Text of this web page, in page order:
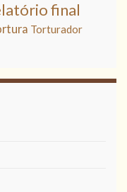
final
Torturador